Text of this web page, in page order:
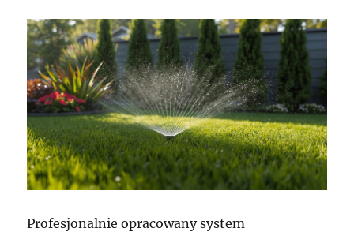
Profesjonalnie opracowany system